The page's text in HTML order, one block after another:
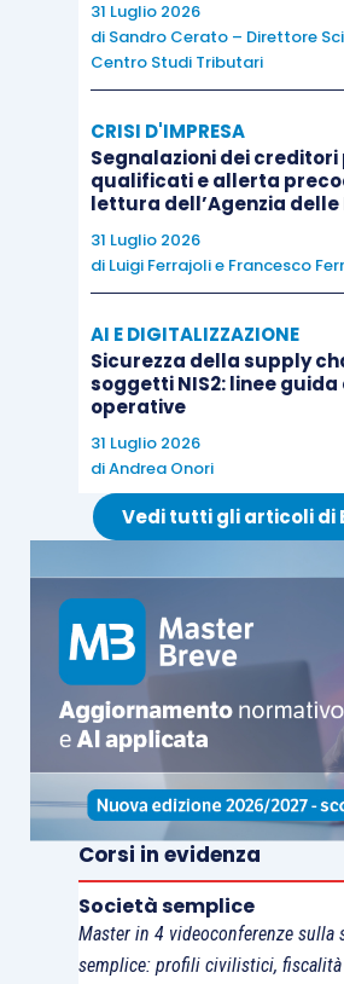
significato
Motivazione:
stimoli nel perseguirlo.
Piramide di apprendimento– cosa
due settimane?
31 Luglio 2026
di Sandro Cerato – Direttore
Centro Studi Tributari
CRISI D'IMPRESA
Segnalazioni dei
qualificati e allerta
lettura dell’Agenzia delle
31 Luglio 2026
di Luigi Ferrajolie Francesco
AI E DIGITALIZZAZIONE
Sicurezza della supply
soggetti NIS2: linee guida
operative
31 Luglio 2026
diAndrea Onori
Vedi tutti gli articoli di
Corsi in evidenza
Società semplice
Master in 4 videoconferenze sulla
semplice: profili civilistici, fiscalità